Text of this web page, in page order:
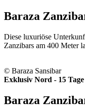
Baraza
Diese luxuriöse
Zanzibars am 400 Meter
© Baraza Sansibar
Exklusiv Nord - 15
Baraza